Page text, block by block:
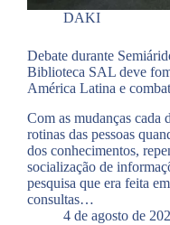
DAKI
Debate durante
Biblioteca SAL deve
América Latina e
Com as mudanças cada
rotinas das pessoas
dos conhecimentos,
socialização de
pesquisa que era feita
consultas…
4 de agosto de